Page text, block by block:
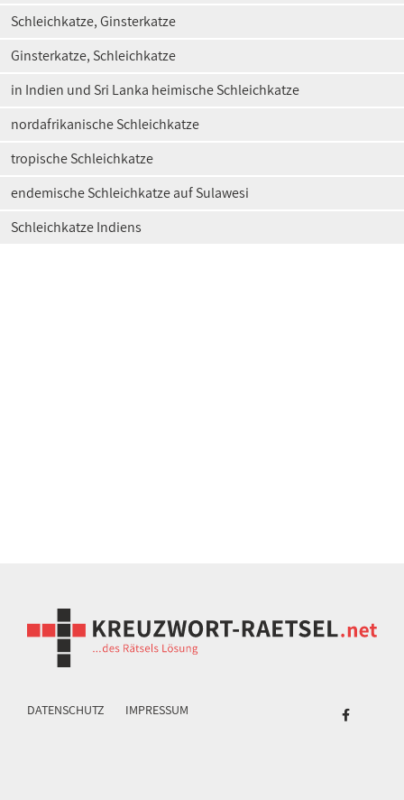
Schleichkatze, Ginsterkatze
Ginsterkatze, Schleichkatze
in Indien und Sri Lanka heimische Schleichkatze
nordafrikanische Schleichkatze
tropische Schleichkatze
endemische Schleichkatze auf Sulawesi
Schleichkatze Indiens
DATENSCHUTZ IMPRESSUM